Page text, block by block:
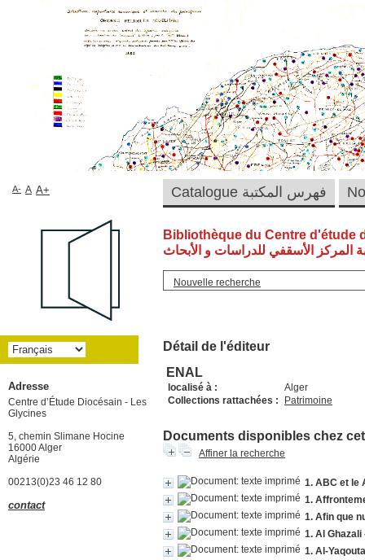
Bibliothèque du Centre d'étude
المركز الأسقفي للدراسات و الأبحاث
Nouvelle recherche
Détail de l'éditeur
ENAL
localisé à :
Alger
Collections rattachées :
Patrimoine
Documents disponibles chez
Affiner la recherche
1. ABC et le
1.
1. Afin que
1. Al
1. Al-
Catalogue فهرس المكتبة A- A A+
Adresse
Centre d’Étude Diocésain - Les
Glycines
5, chemin Slimane Hocine
16000 Alger
Algérie
00213(0)23 46 12 80
contact